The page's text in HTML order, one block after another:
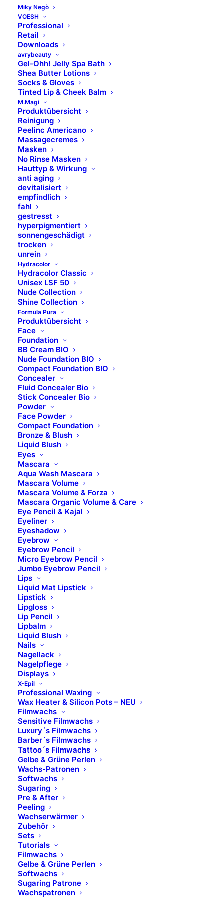
Miky Negò
VOESH
Professional
Retail
Downloads
avrybeauty
Gel-Ohh! Jelly Spa Bath
Shea Butter Lotions
Socks & Gloves
Tinted Lip & Cheek Balm
M.Magi
Produktübersicht
Reinigung
Peelinc Americano
Massagecremes
Masken
No Rinse Masken
Hauttyp & Wirkung
anti aging
devitalisiert
empfindlich
fahl
gestresst
hyperpigmentiert
sonnengeschädigt
trocken
unrein
Hydracolor
Hydracolor Classic
Unisex LSF 50
Nude Collection
Shine Collection
Formula Pura
Produktübersicht
Face
Foundation
BB Cream BIO
Nude Foundation BIO
Compact Foundation BIO
Concealer
Fluid Concealer Bio
Stick Concealer Bio
Powder
Face Powder
Compact Foundation
Bronze & Blush
Liquid Blush
Eyes
Mascara
Aqua Wash Mascara
Mascara Volume
Mascara Volume & Forza
Mascara Organic Volume & Care
Eye Pencil & Kajal
Eyeliner
Eyeshadow
Eyebrow
Eyebrow Pencil
Micro Eyebrow Pencil
Jumbo Eyebrow Pencil
Lips
Liquid Mat Lipstick
Lipstick
Lipgloss
Lip Pencil
Lipbalm
Liquid Blush
Nails
Nagellack
Nagelpflege
Displays
X-Epil
Professional Waxing
Wax Heater & Silicon Pots – NEU
Filmwachs
Sensitive Filmwachs
Luxury´s Filmwachs
Barber´s Filmwachs
Tattoo´s Filmwachs
Gelbe & Grüne Perlen
Wachs-Patronen
Softwachs
Sugaring
Pre & After
Peeling
Wachserwärmer
Zubehör
Sets
Tutorials
Filmwachs
Gelbe & Grüne Perlen
Softwachs
Sugaring Patrone
Wachspatronen
WIRKSTOFFE
Ectoin
fermentierter Hafer (Oats)
Arginine (Aminosäure)
Ballonreben-Extrakt (Ballon Vine)
Bisabolol
Hyaluronsäure
Kollagen
Shea Butter
Jojobaöl
Arganöl
Aloe Vera
FÜR WEN GEEIGNET?
ANWENDUNG
INHALTSSTOFFE